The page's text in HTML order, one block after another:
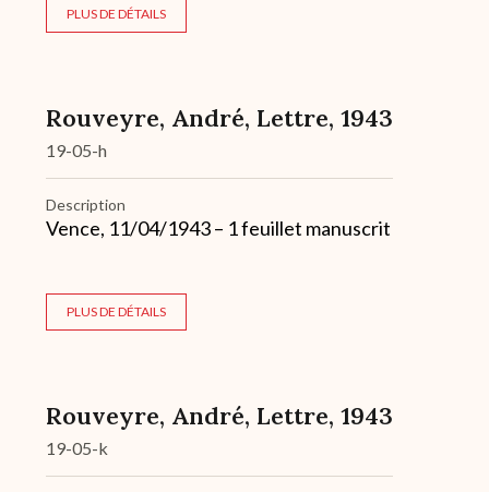
PLUS DE DÉTAILS
Rouveyre, André, Lettre, 1943
19-05-h
Description
Vence, 11/04/1943 – 1 feuillet manuscrit
PLUS DE DÉTAILS
Rouveyre, André, Lettre, 1943
19-05-k